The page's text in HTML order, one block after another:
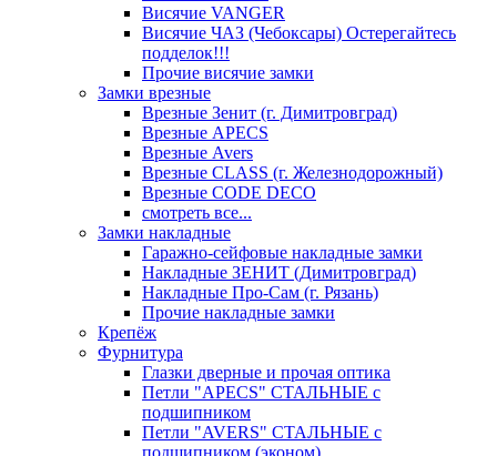
Висячие VANGER
Висячие ЧАЗ (Чебоксары) Остерегайтесь
подделок!!!
Прочие висячие замки
Замки врезные
Врезные Зенит (г. Димитровград)
Врезные APECS
Врезные Avers
Врезные CLASS (г. Железнодорожный)
Врезные CODE DECO
смотреть все...
Замки накладные
Гаражно-сейфовые накладные замки
Накладные ЗЕНИТ (Димитровград)
Накладные Про-Сам (г. Рязань)
Прочие накладные замки
Крепёж
Фурнитура
Глазки дверные и прочая оптика
Петли "APECS" СТАЛЬНЫЕ с
подшипником
Петли "AVERS" СТАЛЬНЫЕ с
подшипником (эконом)